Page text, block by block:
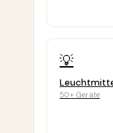
💡
50+ Geräte